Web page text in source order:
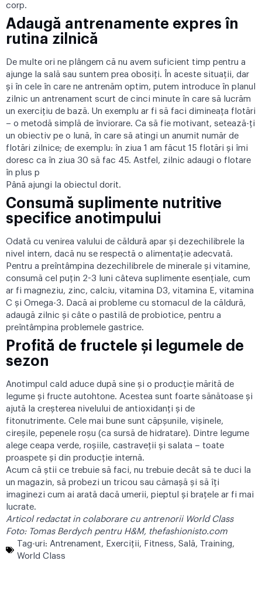
corp.
Adaugă antrenamente expres în
rutina zilnică
De multe ori ne plângem că nu avem suficient timp pentru a
ajunge la sală sau suntem prea obosiți. În aceste situații, dar
și în cele în care ne antrenăm optim, putem introduce în planul
zilnic un antrenament scurt de cinci minute în care să lucrăm
un exercițiu de bază. Un exemplu ar fi să faci dimineața flotări
– o metodă simplă de înviorare. Ca să fie motivant, setează-ți
un obiectiv pe o lună, în care să atingi un anumit număr de
flotări zilnice; de exemplu: în ziua 1 am făcut 15 flotări și îmi
doresc ca în ziua 30 să fac 45. Astfel, zilnic adaugi o flotare
în plus p
Până ajungi la obiectul dorit.
Consumă suplimente nutritive
specifice anotimpului
Odată cu venirea valului de căldură apar și dezechilibrele la
nivel intern, dacă nu se respectă o alimentație adecvată.
Pentru a preîntâmpina dezechilibrele de minerale și vitamine,
consumă cel puțin 2-3 luni câteva suplimente esențiale, cum
ar fi magneziu, zinc, calciu, vitamina D3, vitamina E, vitamina
C și Omega-3. Dacă ai probleme cu stomacul de la căldură,
adaugă zilnic și câte o pastilă de probiotice, pentru a
preîntâmpina problemele gastrice.
Profită de fructele și legumele de
sezon
Anotimpul cald aduce după sine și o producție mărită de
legume și fructe autohtone. Acestea sunt foarte sănătoase și
ajută la creșterea nivelului de antioxidanți și de
fitonutrimente. Cele mai bune sunt căpșunile, vișinele,
cireșile, pepenele roșu (ca sursă de hidratare). Dintre legume
alege ceapa verde, roșiile, castraveții și salata – toate
proaspete și din producție internă.
Acum că știi ce trebuie să faci, nu trebuie decât să te duci la
un magazin, să probezi un tricou sau cămașă și să îți
imaginezi cum ai arată dacă umerii, pieptul și brațele ar fi mai
lucrate.
Articol redactat in colaborare cu antrenorii World Class
Foto: Tomas Berdych pentru H&M, thefashionisto.com
Tag-uri: Antrenament, Exerciţii, Fitness, Sală, Training,
World Class